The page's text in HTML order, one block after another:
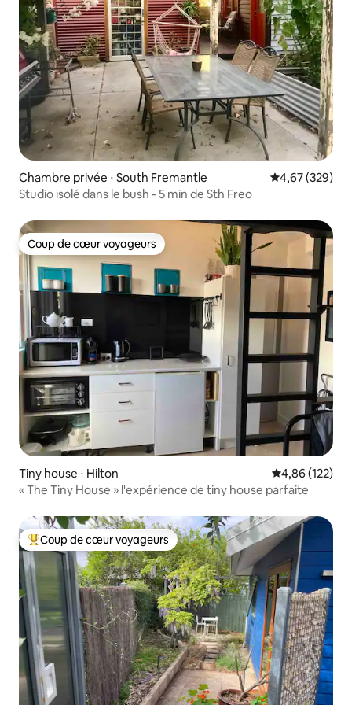
Chambre privée ⋅ South Fremantle Évaluation
4,67 (329)
Studio isolé dans le bush - 5 min de Sth Freo
Coup de cœur voyageurs
Coup de cœur voyageurs
Tiny house ⋅ Hilton Évaluation
4,86 (122)
« The Tiny House » l'expérience de tiny house parfaite
Coups de cœur voyageurs les plus appréciés
Coup de cœur voyageurs